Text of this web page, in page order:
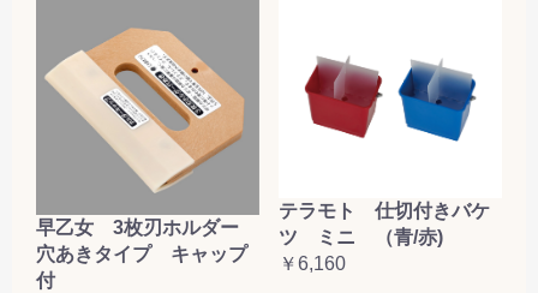
早乙女 3枚刃ホルダー
穴あきタイプ キャップ
付
テラモト 仕切付きバケ
ツ ミニ （青/赤)
￥6,160